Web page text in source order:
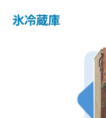
氷冷蔵庫